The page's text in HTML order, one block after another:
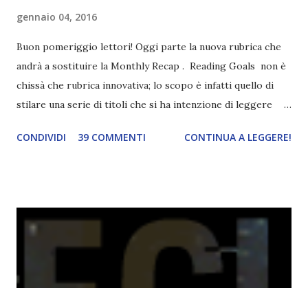
gennaio 04, 2016
Buon pomeriggio lettori! Oggi parte la nuova rubrica che
andrà a sostituire la Monthly Recap . Reading Goals non è
chissà che rubrica innovativa; lo scopo è infatti quello di
stilare una serie di titoli che si ha intenzione di leggere
una rubrica per tenere sotto controllo le reading
spaziare con i generi letterari e non limitarmi al fantasy.
Per farvi un esempio nel 2015 mi sembra di aver letto
troppi libri impegnativi e davvero pochi libri "leggeri", il
che non è sempre un bene. Credo che sia stata la principale
CONDIVIDI 39 COMMENTI CONTINUA A LEGGERE!